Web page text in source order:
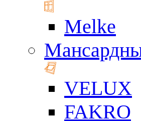
Melke
VELUX
FAKRO